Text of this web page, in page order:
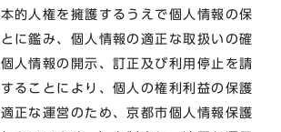
的人権を擁護するうえで個人情報の保
に鑑み、個人情報の適正な取扱いの確
人情報の開示、訂正及び利用停止を請
ることにより、個人の権利利益の保護
正な運営のため、京都市個人情報保護